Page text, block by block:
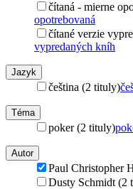
čítaná - mierne
opotrebovaná
čítané verzie
vypredaných kníh
Jazyk
čeština (2 tituly)
Téma
poker (2 tituly)
Autor
Paul Christopher
Dusty Schmidt (2